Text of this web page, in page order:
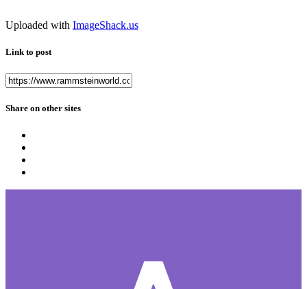
Uploaded with ImageShack.us
Link to post
Share on other sites